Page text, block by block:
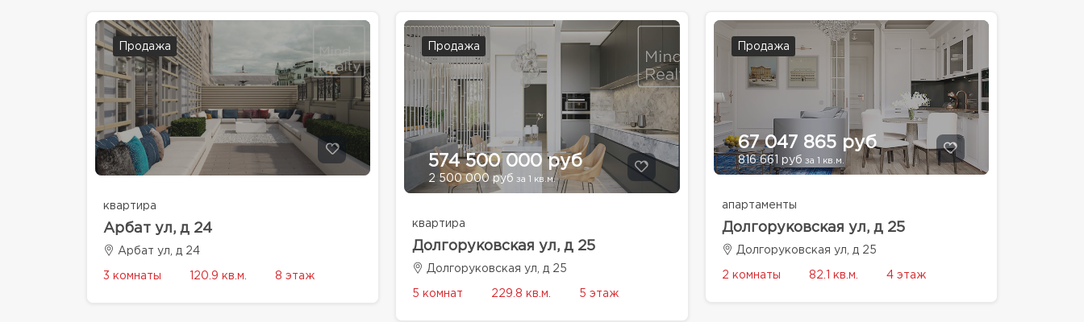
Продажа
квартира
Арбат ул, д 24
Арбат ул, д 24
3 комнаты 120.9 кв.м. 8 этаж
Продажа
574 500 000 руб
2 500 000 руб за 1 кв.м.
квартира
Долгоруковская ул, д 25
Долгоруковская ул, д 25
5 комнат 229.8 кв.м. 5 этаж
Продажа
67 047 865 руб
816 661 руб за 1 кв.м.
апартаменты
Долгоруковская ул, д 25
Долгоруковская ул, д 25
2 комнаты 82.1 кв.м. 4 этаж